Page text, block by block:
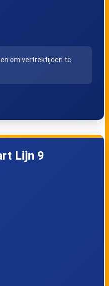
om vertrektijden te
Lijn 9